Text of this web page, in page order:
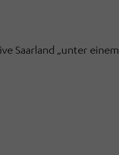
Saarland „unter einem